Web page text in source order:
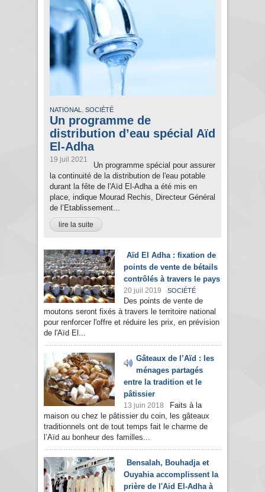
NATIONAL , SOCIÉTÉ
Un programme de
distribution d’eau spécial Aïd
El-Adha
19 juil 2021
Un programme spécial pour assurer
la continuité de la distribution de l'eau potable
durant la fête de l'Aïd El-Adha a été mis en
place, indique Mourad Rechis, Directeur Général
de l’Etablissement...
lire la suite
Aïd El Adha : fixation de
points de vente de bétails
contrôlés à travers le pays
20 juil 2019 SOCIÉTÉ
Des points de vente de
moutons seront fixés à travers le territoire national
pour renforcer l'offre et réduire les prix, en prévision
de l'Aïd El...
Gâteaux de l’Aïd : les
ménages partagés
entre la tradition et le
pâtissier
13 juin 2018
Faits à la
maison ou chez le pâtissier du coin, les gâteaux
traditionnels ont de tout temps fait le charme de
l’Aïd au bonheur des familles...
Bensalah, Bouhadja et
Ouyahia accomplissent la
prière de l'Aid El-Adha à